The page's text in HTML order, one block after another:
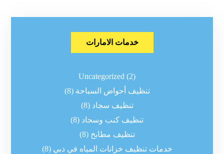
خدمات الامارات
Uncategorized (2)
تنظيف أحواض السباحة (8)
تنظيف سجاد (8)
تنظيف كنب وسجاد (8)
تنظيف مطابخ (8)
خدمات تنظيف خزانات المياه في دبي (8)